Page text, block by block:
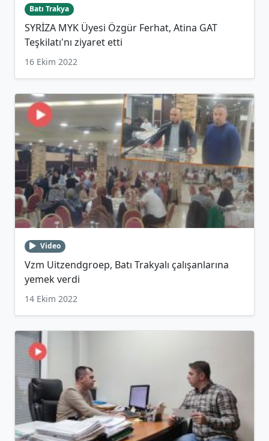
Batı Trakya
SYRİZA MYK Üyesi Özgür Ferhat, Atina GAT
Teşkilatı'nı ziyaret etti
16 Ekim 2022
Video
Vzm Uitzendgroep, Batı Trakyalı çalışanlarına
yemek verdi
14 Ekim 2022